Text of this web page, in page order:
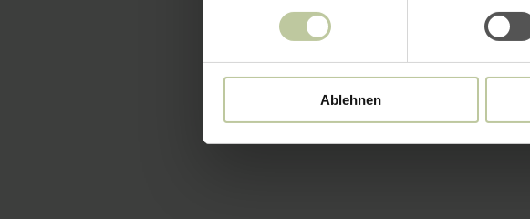
Ablehnen